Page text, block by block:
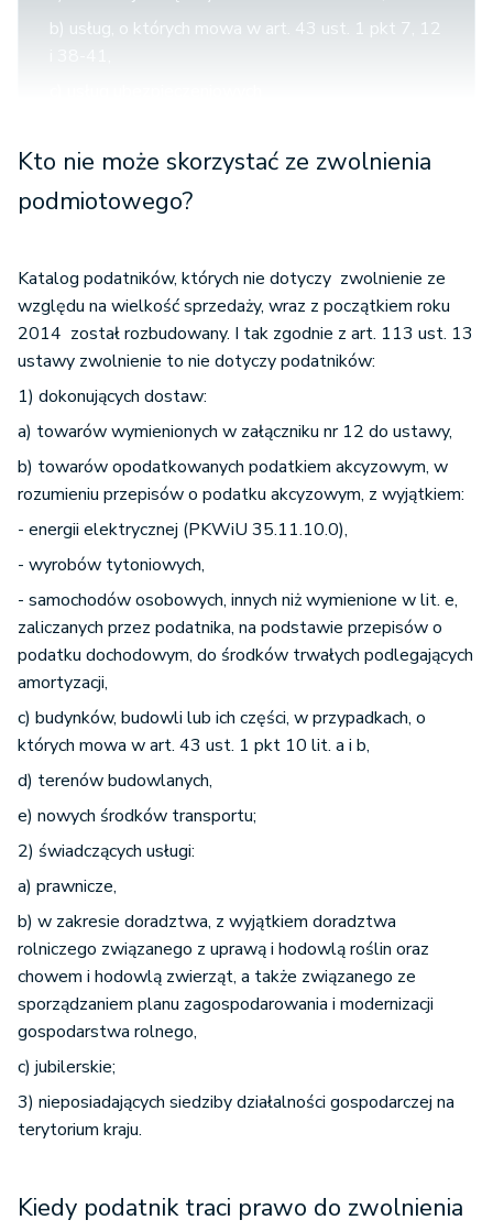
b) usług, o których mowa w art. 43 ust. 1 pkt 7, 12
pomocniczych;
3) odpłatnej dostawy towarów, które na
podstawie przepisów o podatku dochodowym są
oraz wartości niematerialnych i prawnych
podlegających amortyzacji.
Kto nie może skorzystać ze zwolnienia
podmiotowego?
Katalog podatników, których nie dotyczy zwolnienie ze
względu na wielkość sprzedaży, wraz z początkiem roku
2014 został rozbudowany. I tak zgodnie z art. 113 ust. 13
ustawy zwolnienie to nie dotyczy podatników:
1) dokonujących dostaw:
a) towarów wymienionych w załączniku nr 12 do ustawy,
b) towarów opodatkowanych podatkiem akcyzowym, w
rozumieniu przepisów o podatku akcyzowym, z wyjątkiem:
- energii elektrycznej (PKWiU 35.11.10.0),
- wyrobów tytoniowych,
- samochodów osobowych, innych niż wymienione w lit. e,
zaliczanych przez podatnika, na podstawie przepisów o
podatku dochodowym, do środków trwałych podlegających
amortyzacji,
c) budynków, budowli lub ich części, w przypadkach, o
których mowa w art. 43 ust. 1 pkt 10 lit. a i b,
d) terenów budowlanych,
e) nowych środków transportu;
2) świadczących usługi:
a) prawnicze,
b) w zakresie doradztwa, z wyjątkiem doradztwa
rolniczego związanego z uprawą i hodowlą roślin oraz
chowem i hodowlą zwierząt, a także związanego ze
sporządzaniem planu zagospodarowania i modernizacji
gospodarstwa rolnego,
c) jubilerskie;
3) nieposiadających siedziby działalności gospodarczej na
terytorium kraju.
Kiedy podatnik traci prawo do zwolnienia